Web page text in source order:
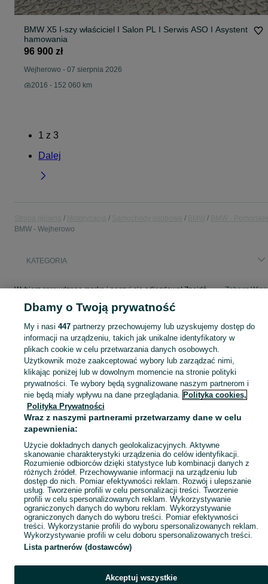
BMW X5 I-szy właściciel I Salon PL I Serwis ASO I Asystent
hamowania
96 900 zł
Wejherowo - 07 sierpnia 2026
2016 - 152 060 km
1 z 3
Dalej
BMW - Wejherowo
KATEGORIA
Wybierz sprawdzoną markę i poczuj się odjazdowo! Znajdź wymarzony samochód w kategorii BMW na OLX - Wejherowo i okolice! Zobacz
Mapa miejscowości
Mapa ministron
Popularne wyszukiwania
Dbamy o Twoją prywatność
My i nasi 447partnerzy przechowujemy lub uzyskujemy dostęp do
informacji na urządzeniu, takich jak unikalne identyfikatory w
plikach cookie w celu przetwarzania danych osobowych.
Użytkownik może zaakceptować wybory lub zarządzać nimi,
klikając poniżej lub w dowolnym momencie na stronie polityki
prywatności. Te wybory będą sygnalizowane naszym partnerom i
nie będą miały wpływu na dane przeglądania. Polityka cookies,
Polityka Prywatności
Wraz z naszymi partnerami przetwarzamy dane w celu
zapewnienia:
Użycie dokładnych danych geolokalizacyjnych. Aktywne
skanowanie charakterystyki urządzenia do celów identyfikacji.
Rozumienie odbiorców dzięki statystyce lub kombinacji danych z
różnych źródeł. Przechowywanie informacji na urządzeniu lub
dostęp do nich. Pomiar efektywności reklam. Rozwój i ulepszanie
usług. Tworzenie profili w celu personalizacji treści. Tworzenie
profili w celu spersonalizowanych reklam. Wykorzystywanie
ograniczonych danych do wyboru reklam. Wykorzystywanie
ograniczonych danych do wyboru treści. Pomiar efektywności
treści. Wykorzystanie profili do wyboru spersonalizowanych reklam.
Wykorzystywanie profili w celu doboru spersonalizowanych treści.
Lista partnerów (dostawców)
Akceptuj wszystkie